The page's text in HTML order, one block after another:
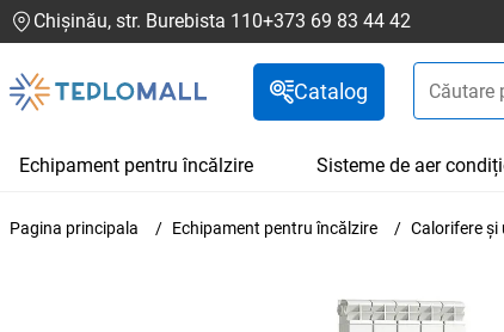
Chișinău, str. Burebista 110+373 69 83 44 42
Catalog
Echipament pentru încălzire Sisteme de aer
Pagina principala Echipament pentru încălzire Calorifere și